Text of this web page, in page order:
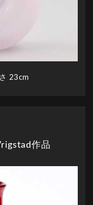
23cm
作品